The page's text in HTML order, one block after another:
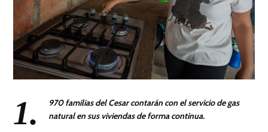
1.
970 familias del Cesar contarán con el servicio de gas
natural en sus viviendas de forma continua.